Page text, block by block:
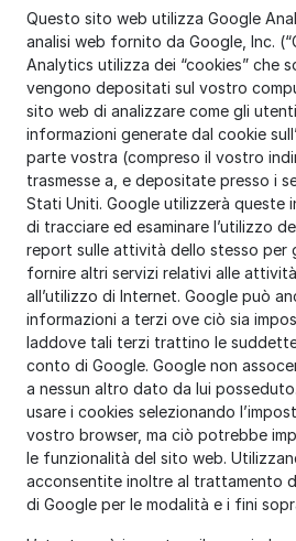
Questo sito web utilizza Google
analisi web fornito da Google, Inc.
Analytics utilizza dei “cookies” che
vengono depositati sul vostro
sito web di analizzare come gli
informazioni generate dal cookie
parte vostra (compreso il vostro
trasmesse a, e depositate presso i
Stati Uniti. Google utilizzerà queste
di tracciare ed esaminare l’utilizzo
report sulle attività dello stesso per
fornire altri servizi relativi alle
all’utilizzo di Internet. Google può
informazioni a terzi ove ciò sia
laddove tali terzi trattino le
conto di Google. Google non
a nessun altro dato da lui
usare i cookies selezionando
vostro browser, ma ciò potrebbe
le funzionalità del sito web.
acconsentite inoltre al trattamento
di Google per le modalità e i fini